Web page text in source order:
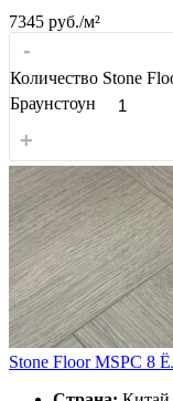
7345 руб./м²
-
Количество Stone
Браунстоун
+
Stone Floor MSPC 8